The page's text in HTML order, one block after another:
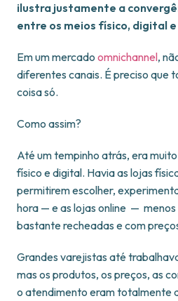
ilustra justamente a
entre os meios físico, digital e
Em um mercado omnichannel,
diferentes canais. É preciso que
coisa só.
Como assim?
Até um tempinho atrás, era
físico e digital. Havia as lojas
permitirem escolher,
hora — e as lojas online — menos
bastante recheadas e com
Grandes varejistas até
mas os produtos, os preços, as
o atendimento eram totalmente